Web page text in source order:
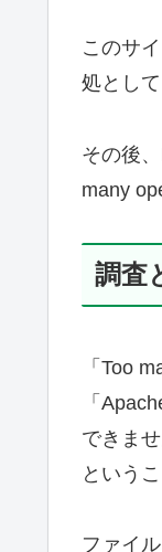
このサ
処とし
その後
many
調査
「Too
「
できませ
という
ファイ